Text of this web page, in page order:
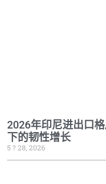
2026年印尼进出口
下的韧性增长
5 ? 28, 2026